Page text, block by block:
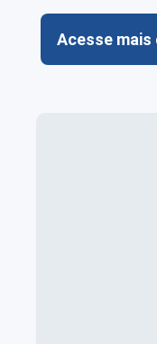
Acesse mais